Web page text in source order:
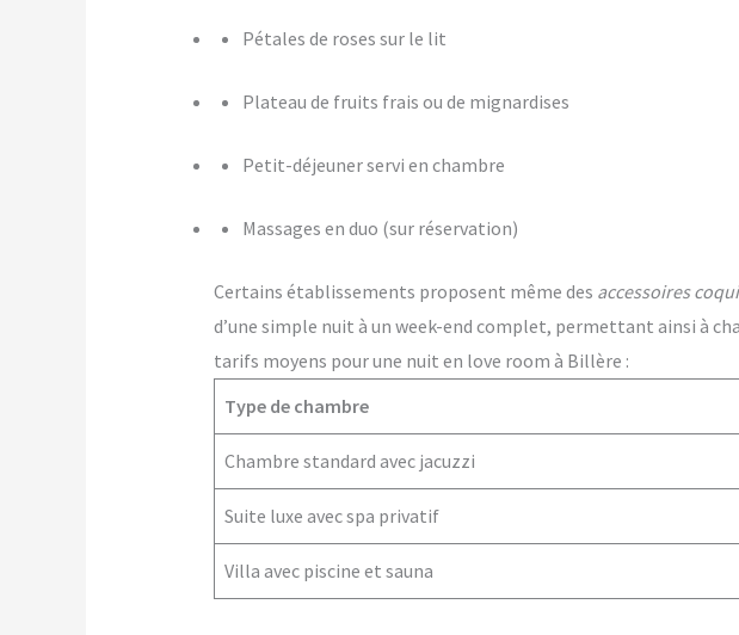
Pétales de roses sur le lit
Plateau de fruits frais ou de mignardises
Petit-déjeuner servi en chambre
Massages en duo (sur réservation)
Certains établissements proposent même des accessoires
d’une simple nuit à un week-end complet, permettant ainsi à
tarifs moyens pour une nuit en love room à Billère :
Type de chambre
Chambre standard avec jacuzzi
Suite luxe avec spa privatif
Villa avec piscine et sauna